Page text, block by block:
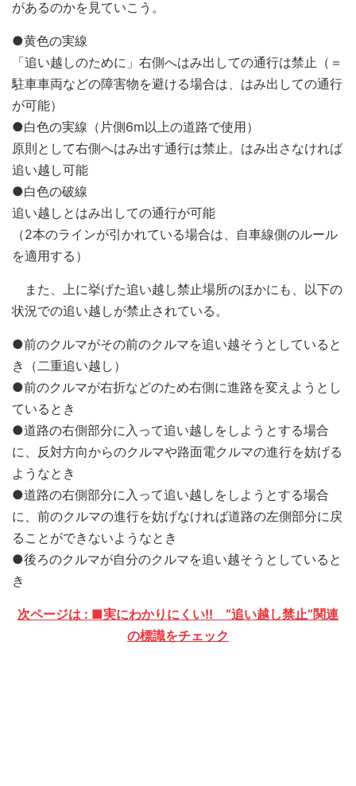
があるのかを見ていこう。
●黄色の実線
「追い越しのために」右側へはみ出しての通行は禁止（＝
駐車車両などの障害物を避ける場合は、はみ出しての通行
が可能）
●白色の実線（片側6m以上の道路で使用）
原則として右側へはみ出す通行は禁止。はみ出さなければ
追い越し可能
●白色の破線
追い越しとはみ出しての通行が可能
（2本のラインが引かれている場合は、自車線側のルール
を適用する）
また、上に挙げた追い越し禁止場所のほかにも、以下の
状況での追い越しが禁止されている。
●前のクルマがその前のクルマを追い越そうとしていると
き（二重追い越し）
●前のクルマが右折などのため右側に進路を変えようとし
ているとき
●道路の右側部分に入って追い越しをしようとする場合
に、反対方向からのクルマや路面電クルマの進行を妨げる
ようなとき
●道路の右側部分に入って追い越しをしようとする場合
に、前のクルマの進行を妨げなければ道路の左側部分に戻
ることができないようなとき
●後ろのクルマが自分のクルマを追い越そうとしていると
き
次ページは : ■実にわかりにくい!! “追い越し禁止”関連
の標識をチェック